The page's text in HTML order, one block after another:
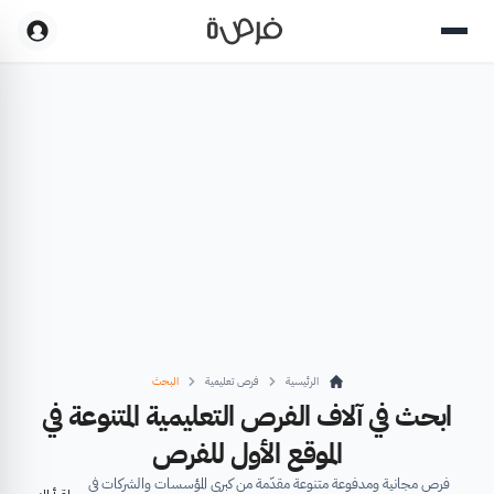
الرئيسية فرص تعليمية البحث
ابحث في آلاف الفرص التعليمية المتنوعة في
الموقع الأول للفرص
فرص مجانية ومدفوعة متنوعة مقدّمة من كبرى المؤسسات والشركات في